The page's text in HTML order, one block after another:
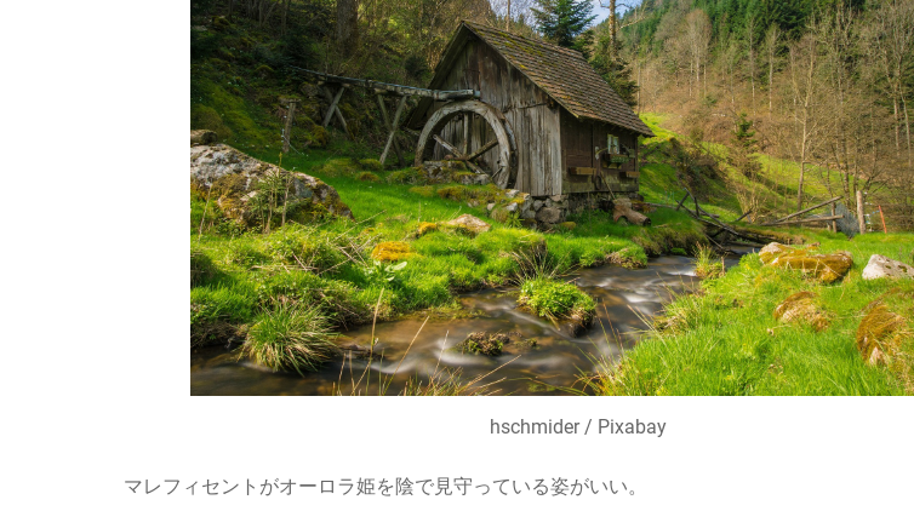
hschmider / Pixabay
マレフィセントがオーロラ姫を陰で見守っている姿がいい。